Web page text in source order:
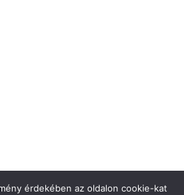
érdekében az oldalon cookie-kat